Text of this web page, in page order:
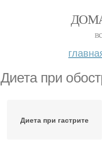
Диета при
Диета при гастрите